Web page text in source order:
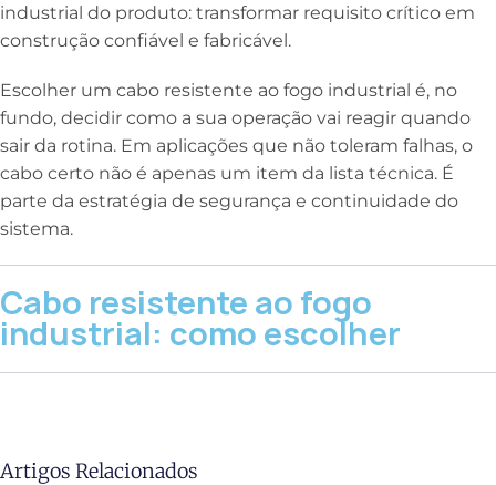
industrial do produto: transformar requisito crítico em
construção confiável e fabricável.
Escolher um cabo resistente ao fogo industrial é, no
fundo, decidir como a sua operação vai reagir quando
sair da rotina. Em aplicações que não toleram falhas, o
cabo certo não é apenas um item da lista técnica. É
parte da estratégia de segurança e continuidade do
sistema.
Cabo resistente ao fogo
industrial: como escolher
Artigos Relacionados